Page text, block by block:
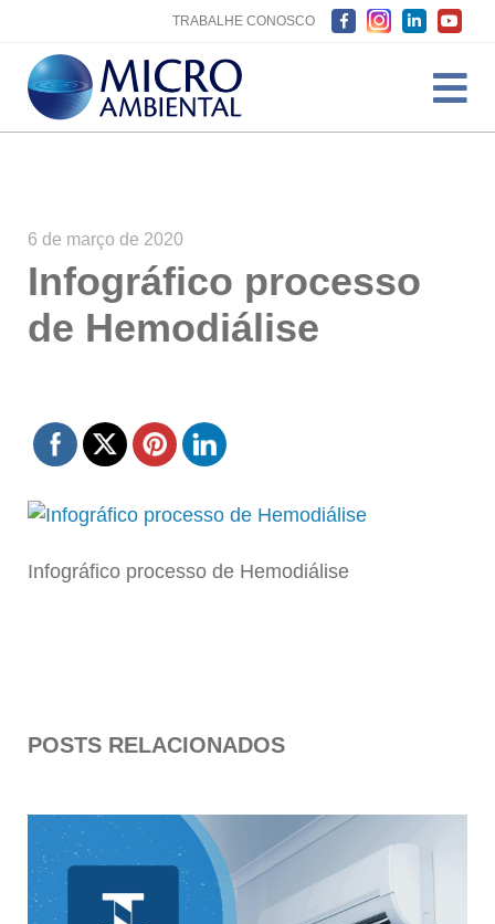
TRABALHE CONOSCO
6 de março de 2020
Infográfico processo
de Hemodiálise
Infográfico processo de Hemodiálise
POSTS RELACIONADOS